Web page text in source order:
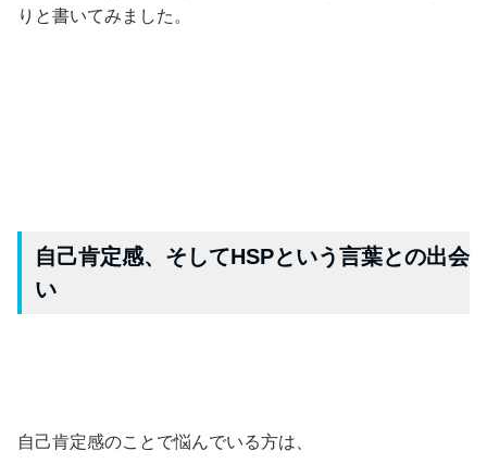
りと書いてみました。
自己肯定感、そしてHSPという言葉との出会
い
自己肯定感のことで悩んでいる方は、